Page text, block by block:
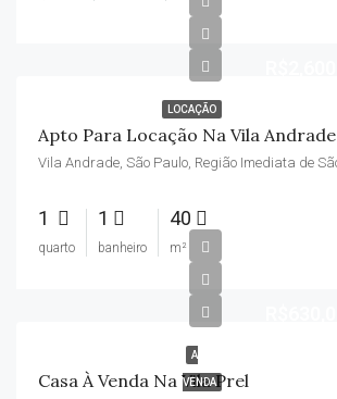
LOCAÇÃO
Apto Para Locação Na Vila Andrade
1
quarto
1
banheiro
40
m²
A
VENDA
Casa À Venda Na Vila Prel